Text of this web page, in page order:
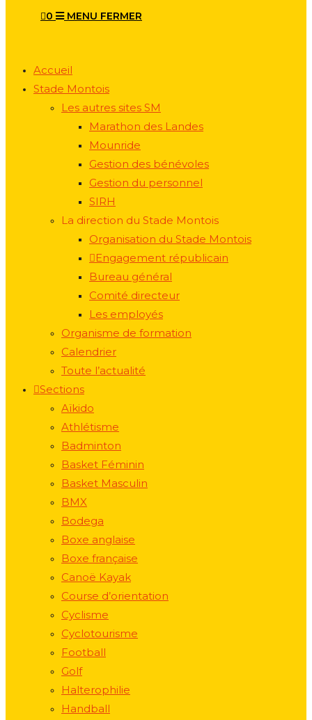
0 MENU FERMER
Accueil
Stade Montois
Les autres sites SM
Marathon des Landes
Mounride
Gestion des bénévoles
Gestion du personnel
SIRH
La direction du Stade Montois
Organisation du Stade Montois
Engagement républicain
Bureau général
Comité directeur
Les employés
Organisme de formation
Calendrier
Toute l’actualité
Sections
Aïkido
Athlétisme
Badminton
Basket Féminin
Basket Masculin
BMX
Bodega
Boxe anglaise
Boxe française
Canoë Kayak
Course d’orientation
Cyclisme
Cyclotourisme
Football
Golf
Halterophilie
Handball